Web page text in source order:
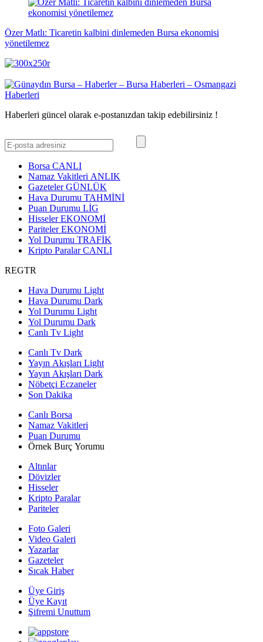
Özer Matlı: Ticaretin kalbini dinlemeden Bursa ekonomisi
yönetilemez
Haberleri güncel olarak e-postanızdan takip edebilirsiniz !
Borsa CANLI
Namaz Vakitleri ANLIK
GazetelerGÜNLÜK
Hava Durumu TAHMİNİ
Puan Durumu LİG
HisselerEKONOMİ
ParitelerEKONOMİ
Yol Durumu TRAFİK
Kripto ParalarCANLI
REGTR
Hava Durumu Light
Hava Durumu Dark
Yol Durumu Light
Yol Durumu Dark
Canlı Tv Light
Canlı Tv Dark
Yayın Akışları Light
Yayın Akışları Dark
Nöbetçi Eczaneler
Son Dakika
Canlı Borsa
Namaz Vakitleri
Puan Durumu
Örnek Burç Yorumu
Altınlar
Dövizler
Hisseler
Kripto Paralar
Pariteler
Foto Galeri
Video Galeri
Yazarlar
Gazeteler
Sıcak Haber
Üye Giriş
Üye Kayıt
Şifremi Unuttum